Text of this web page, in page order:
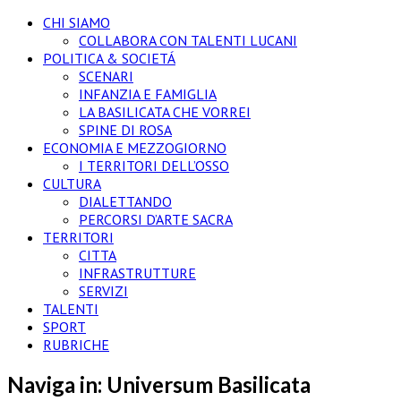
CHI SIAMO
COLLABORA CON TALENTI LUCANI
POLITICA & SOCIETÁ
SCENARI
INFANZIA E FAMIGLIA
LA BASILICATA CHE VORREI
SPINE DI ROSA
ECONOMIA E MEZZOGIORNO
I TERRITORI DELL’OSSO
CULTURA
DIALETTANDO
PERCORSI D’ARTE SACRA
TERRITORI
CITTA
INFRASTRUTTURE
SERVIZI
TALENTI
SPORT
RUBRICHE
Naviga in: Universum Basilicata